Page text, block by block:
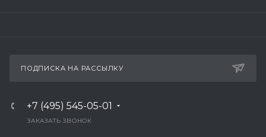
ПОДПИСКА НА РАССЫЛКУ
+7 (495) 545-05-01
ЗАКАЗАТЬ ЗВОНОК